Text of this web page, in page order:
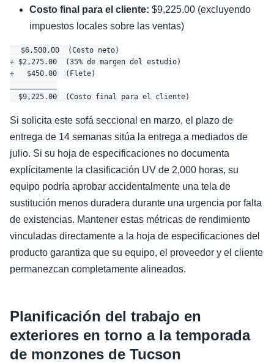
Costo final para el cliente: $9,225.00 (excluyendo
impuestos locales sobre las ventas)
  $6,500.00  (Costo neto)
+ $2,275.00  (35% de margen del estudio)
+   $450.00  (Flete)
Si solicita este sofá seccional en marzo, el plazo de
entrega de 14 semanas sitúa la entrega a mediados de
julio. Si su hoja de especificaciones no documenta
explícitamente la clasificación UV de 2,000 horas, su
equipo podría aprobar accidentalmente una tela de
sustitución menos duradera durante una urgencia por falta
de existencias. Mantener estas métricas de rendimiento
vinculadas directamente a la hoja de especificaciones del
producto garantiza que su equipo, el proveedor y el cliente
permanezcan completamente alineados.
Planificación del trabajo en
exteriores en torno a la temporada
de monzones de Tucson